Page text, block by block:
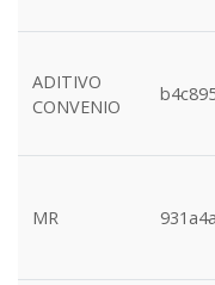
ADITIVO
CONVENIO
MR